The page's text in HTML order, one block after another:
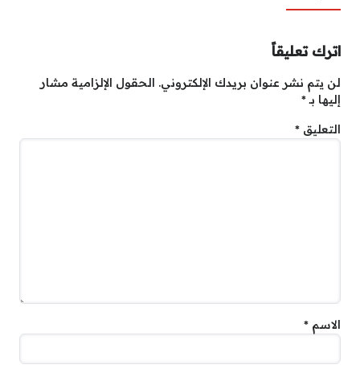
اترك تعليقاً
لن يتم نشر عنوان بريدك الإلكتروني. الحقول الإلزامية مشار
إليها بـ*
التعليق *
الاسم *